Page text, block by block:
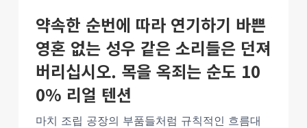
약속한 순번에 따라 연기하기 바쁜
영혼 없는 성우 같은 소리들은 던져
버리십시오. 목을 옥죄는 순도 10
0% 리얼 텐션
마치 조립 공장의 부품들처럼 규칙적인 흐름대